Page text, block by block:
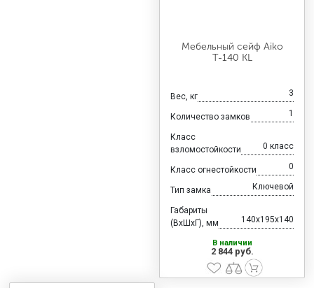
Мебельный сейф Aiko
Т-140 KL
Вес, кг 3
Количество замков 1
Класс
взломостойкости
0 класс
Класс огнестойкости 0
Тип замка Ключевой
Габариты
(ВхШхГ), мм
140x195x140
В наличии
2 844 руб.